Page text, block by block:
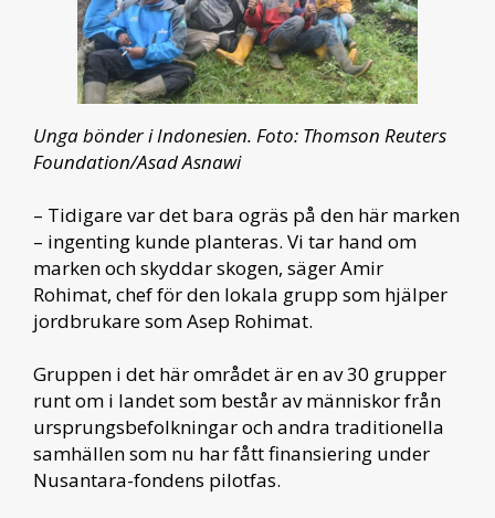
Unga bönder i Indonesien. Foto: Thomson Reuters
Foundation/Asad Asnawi
– Tidigare var det bara ogräs på den här marken
– ingenting kunde planteras. Vi tar hand om
marken och skyddar skogen, säger Amir
Rohimat, chef för den lokala grupp som hjälper
jordbrukare som Asep Rohimat.
Gruppen i det här området är en av 30 grupper
runt om i landet som består av människor från
ursprungsbefolkningar och andra traditionella
samhällen som nu har fått finansiering under
Nusantara-fondens pilotfas.